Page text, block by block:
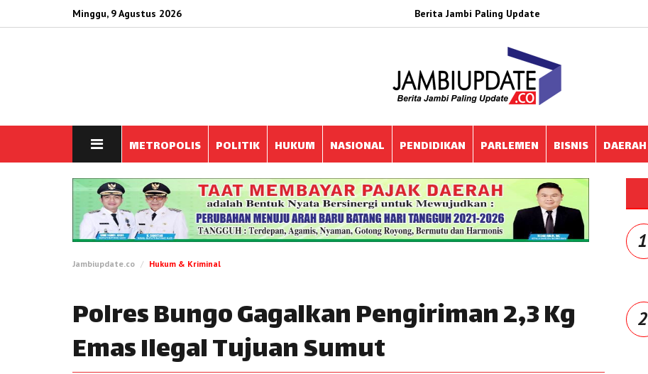
Minggu, 9 Agustus 2026 Berita Jambi Paling Update
METROPOLIS POLITIK HUKUM NASIONAL PENDIDIKAN PARLEMEN BISNIS DAERAH
Jambiupdate.co Hukum & Kriminal
Polres Bungo Gagalkan Pengiriman 2,3 Kg
Emas Ilegal Tujuan Sumut
1
2